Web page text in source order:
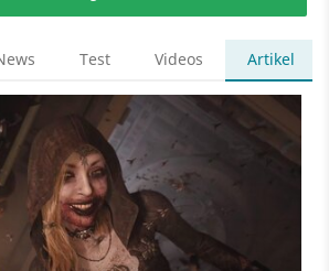
Test Videos Artikel